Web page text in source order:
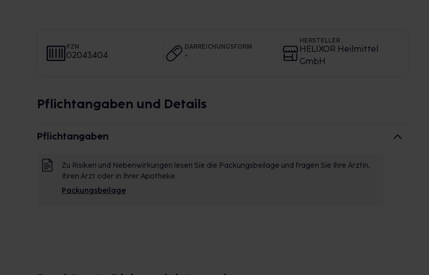
PZN
02043404
DARREICHUNGSFORM
-
HERSTELLER
HELIXOR Heilmittel
GmbH
Pflichtangaben und Details
Pflichtangaben
Zu Risiken und Nebenwirkungen lesen Sie die Packungsbeilage und fragen Sie Ihre Ärztin,
Ihren Arzt oder in Ihrer Apotheke.
Packungsbeilage